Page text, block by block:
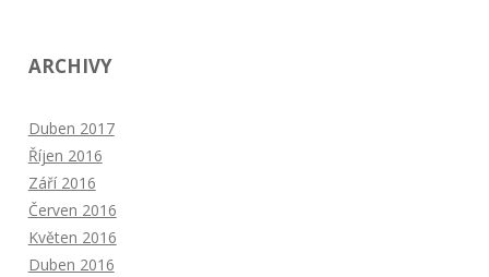
ARCHIVY
Duben 2017
Říjen 2016
Září 2016
Červen 2016
Květen 2016
Duben 2016